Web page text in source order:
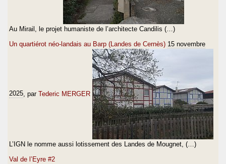
Au Mirail, le projet humaniste de l’architecte Candilis (…)
Un quartiérot néo-landais au Barp (Landes de Cernès) 15 novembre
2025 , par Tederic MERGER
L’IGN le nomme aussi lotissement des Landes de Mougnet, (…)
Val de l’Eyre #2